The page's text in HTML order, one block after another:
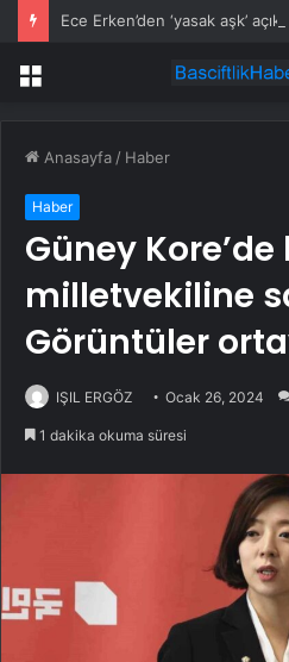
Menü
Anasayfa / Haber
Haber
Güney Kore’de
milletvekiline
Görüntüler
IŞIL ERGÖZ Ocak 26, 2024
1 dakika okuma süresi